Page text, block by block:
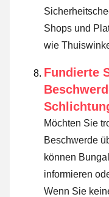
Shops und
wie
Fundierte
Möchten Sie
Beschwerde
können
informieren
Wenn Sie